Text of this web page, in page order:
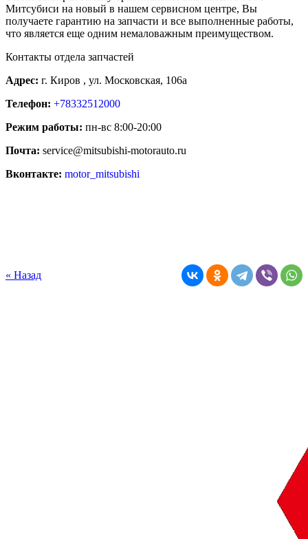
Митсубиси на новый в нашем сервисном центре, Вы
получаете гарантию на запчасти и все выполненные работы,
что является еще одним немаловажным преимуществом.
Контакты отдела запчастей
Адрес: г. Киров , ул. Московская, 106а
Телефон: +78332512000
Режим работы: пн-вс 8:00-20:00
Почта: service@mitsubishi-motorauto.ru
Вконтакте: motor_mitsubishi
« Назад